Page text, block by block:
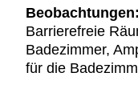
Beobachtungen:
Barrierefreie
Badezimmer,
für die